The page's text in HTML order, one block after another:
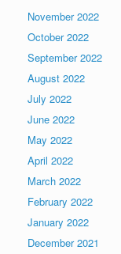
November 2022
October 2022
September 2022
August 2022
July 2022
June 2022
May 2022
April 2022
March 2022
February 2022
January 2022
December 2021